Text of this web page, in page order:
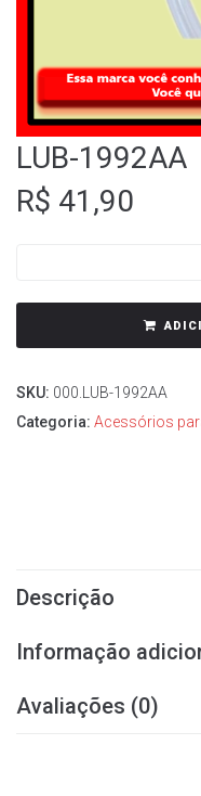
LUB-1992AA
R$ 41,90
SKU: 000.LUB-1992AA
Categoria: Acessórios
Descrição
Informação
Avaliações (0)